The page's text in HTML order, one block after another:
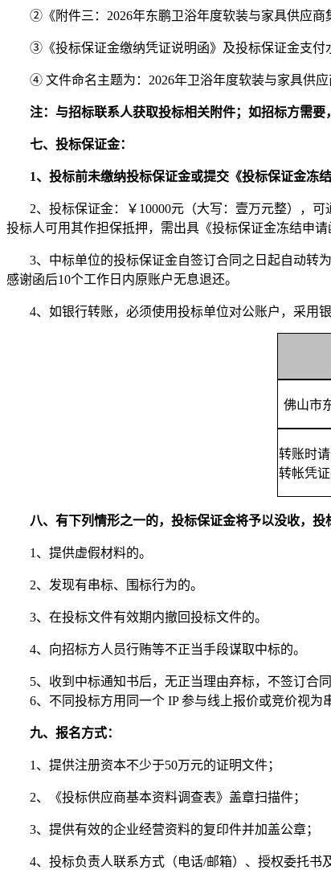
②《附件三：2026年东鹏卫浴年度软装与家具供应商
③《投标保证金缴纳凭证说明函》及投标保证金支付
④ 文件命名主题为：2026年卫浴年度软装与家具供
注： 与招标联系人获取投标相关附件；如招标方需
七、投标保证金：
1、投标前未缴纳投标保证金或提交《投标保证金冻
2、投标保证金：￥10000元（大写：壹万元整），
投标人可用其作担保抵押，需出具《投标保证金冻结申请
3、中标单位的投标保证金自签订合同之日起自动转
感谢函后10个工作日内原账户无息退还。
4、如银行转账，必须使用投标单位对公账户，采用
佛山市
转账时请
转帐凭
八、有下列情形之一的，投标保证金将予以没收，投
1、提供虚假材料的。
2、发现有串标、围标行为的。
3、在投标文件有效期内撤回投标文件的。
4、向招标方人员行贿等不正当手段谋取中标的。
5、收到中标通知书后，无正当理由弃标，不签订合同
6、不同投标方用同一个 IP 参与线上报价或竞价视为
九、报名方式：
1、提供注册资本不少于50万元的证明文件；
2、《投标供应商基本资料调查表》盖章扫描件；
3、提供有效的企业经营资料的复印件并加盖公章；
4、投标负责人联系方式（电话/邮箱）、授权委托书